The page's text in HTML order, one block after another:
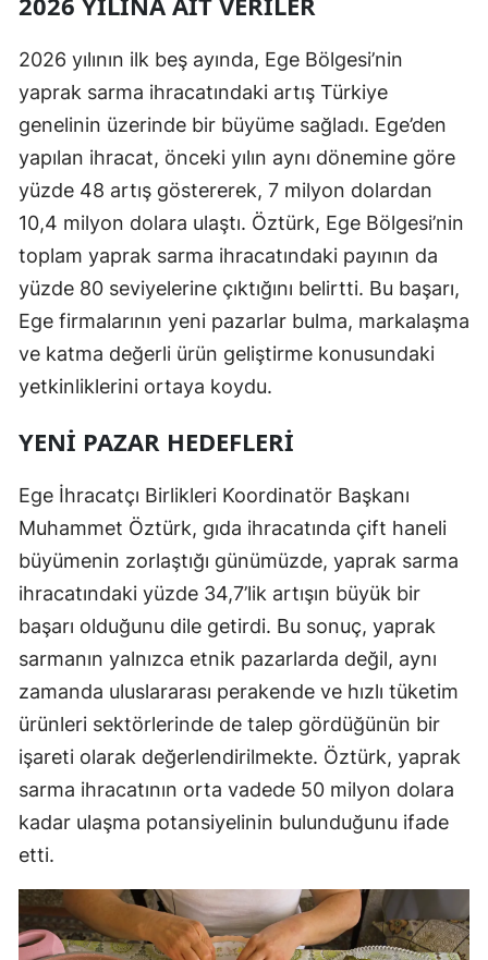
2026 yılının ilk beş ayında, Ege Bölgesi’nin
yaprak sarma ihracatındaki artış Türkiye
genelinin üzerinde bir büyüme sağladı. Ege’den
yapılan ihracat, önceki yılın aynı dönemine göre
yüzde 48 artış göstererek, 7 milyon dolardan
10,4 milyon dolara ulaştı. Öztürk, Ege Bölgesi’nin
toplam yaprak sarma ihracatındaki payının da
yüzde 80 seviyelerine çıktığını belirtti. Bu başarı,
Ege firmalarının yeni pazarlar bulma, markalaşma
ve katma değerli ürün geliştirme konusundaki
yetkinliklerini ortaya koydu.
YENI PAZAR HEDEFLERI
Ege İhracatçı Birlikleri Koordinatör Başkanı
Muhammet Öztürk, gıda ihracatında çift haneli
büyümenin zorlaştığı günümüzde, yaprak sarma
ihracatındaki yüzde 34,7’lik artışın büyük bir
başarı olduğunu dile getirdi. Bu sonuç, yaprak
sarmanın yalnızca etnik pazarlarda değil, aynı
zamanda uluslararası perakende ve hızlı tüketim
ürünleri sektörlerinde de talep gördüğünün bir
işareti olarak değerlendirilmekte. Öztürk, yaprak
sarma ihracatının orta vadede 50 milyon dolara
kadar ulaşma potansiyelinin bulunduğunu ifade
etti.